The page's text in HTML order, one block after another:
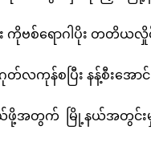
ကိုဗစ်ရောဂါပိုး တတိယလှို
တ်လကုန်စပြီး နန့်စီးအေ
အတွက် မြို့နယ်အတွင်းမှ